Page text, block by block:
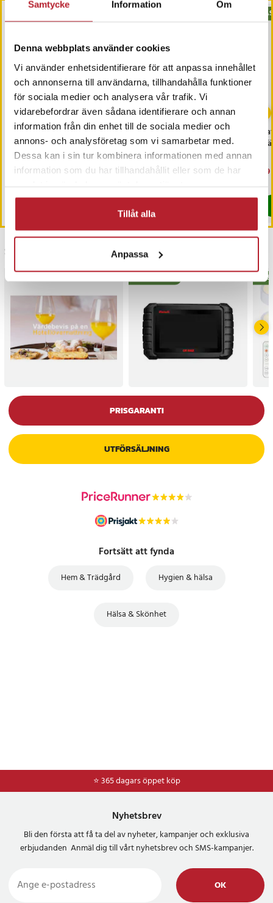
Samtycke Information Om
Denna webbplats använder cookies
Vi använder enhetsidentifierare för att anpassa innehållet
och annonserna till användarna, tillhandahålla funktioner
för sociala medier och analysera vår trafik. Vi
vidarebefordrar även sådana identifierare och annan
information från din enhet till de sociala medier och
annons- och analysföretag som vi samarbetar med.
Dessa kan i sin tur kombinera informationen med annan
information som du har tillhandahållit eller som de har
Tillåt alla
Anpassa
Night Vision Bilglasögon
för mörkerkörning
Pris:59 kr
59 kr
Pemtura Suncovers -
Solglasögon över
glasögon med blåljusfilter
Nuvarande pris :
99 kr 239 kr
Senast besökta
PRISGARANTI
UTFÖRSÄLJNING
Fortsätt att fynda
Hem & Trädgård Hygien & hälsa
Hälsa & Skönhet
⭐ 365 dagars öppet köp
Nyhetsbrev
Bli den första att få ta del av nyheter, kampanjer och exklusiva
erbjudanden Anmäl dig till vårt nyhetsbrev och SMS-kampanjer.
OK